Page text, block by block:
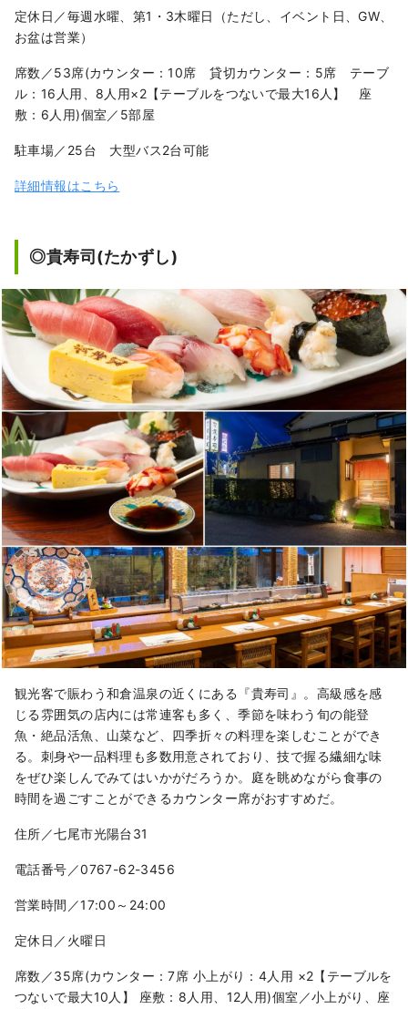
定休日／毎週水曜、第1・3木曜日（ただし、イベント日、GW、
お盆は営業）
席数／53席(カウンター：10席 貸切カウンター：5席 テーブ
ル：16人用、8人用×2【テーブルをつないで最大16人】 座
敷：6人用)個室／5部屋
駐車場／25台 大型バス2台可能
詳細情報はこちら
◎貴寿司(たかずし)
観光客で賑わう和倉温泉の近くにある『貴寿司』。高級感を感
じる雰囲気の店内には常連客も多く、季節を味わう旬の能登
魚・絶品活魚、山菜など、四季折々の料理を楽しむことができ
る。刺身や一品料理も多数用意されており、技で握る繊細な味
をぜひ楽しんでみてはいかがだろうか。庭を眺めながら食事の
時間を過ごすことができるカウンター席がおすすめだ。
住所／七尾市光陽台31
電話番号／0767-62-3456
営業時間／17:00～24:00
定休日／火曜日
席数／35席(カウンター：7席 小上がり：4人用 ×2【テーブルを
つないで最大10人】 座敷：8人用、12人用)個室／小上がり、座